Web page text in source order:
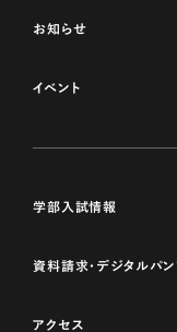
お知らせ
イベント
学部入試情報
資料請求・デジタルパン
アクセス